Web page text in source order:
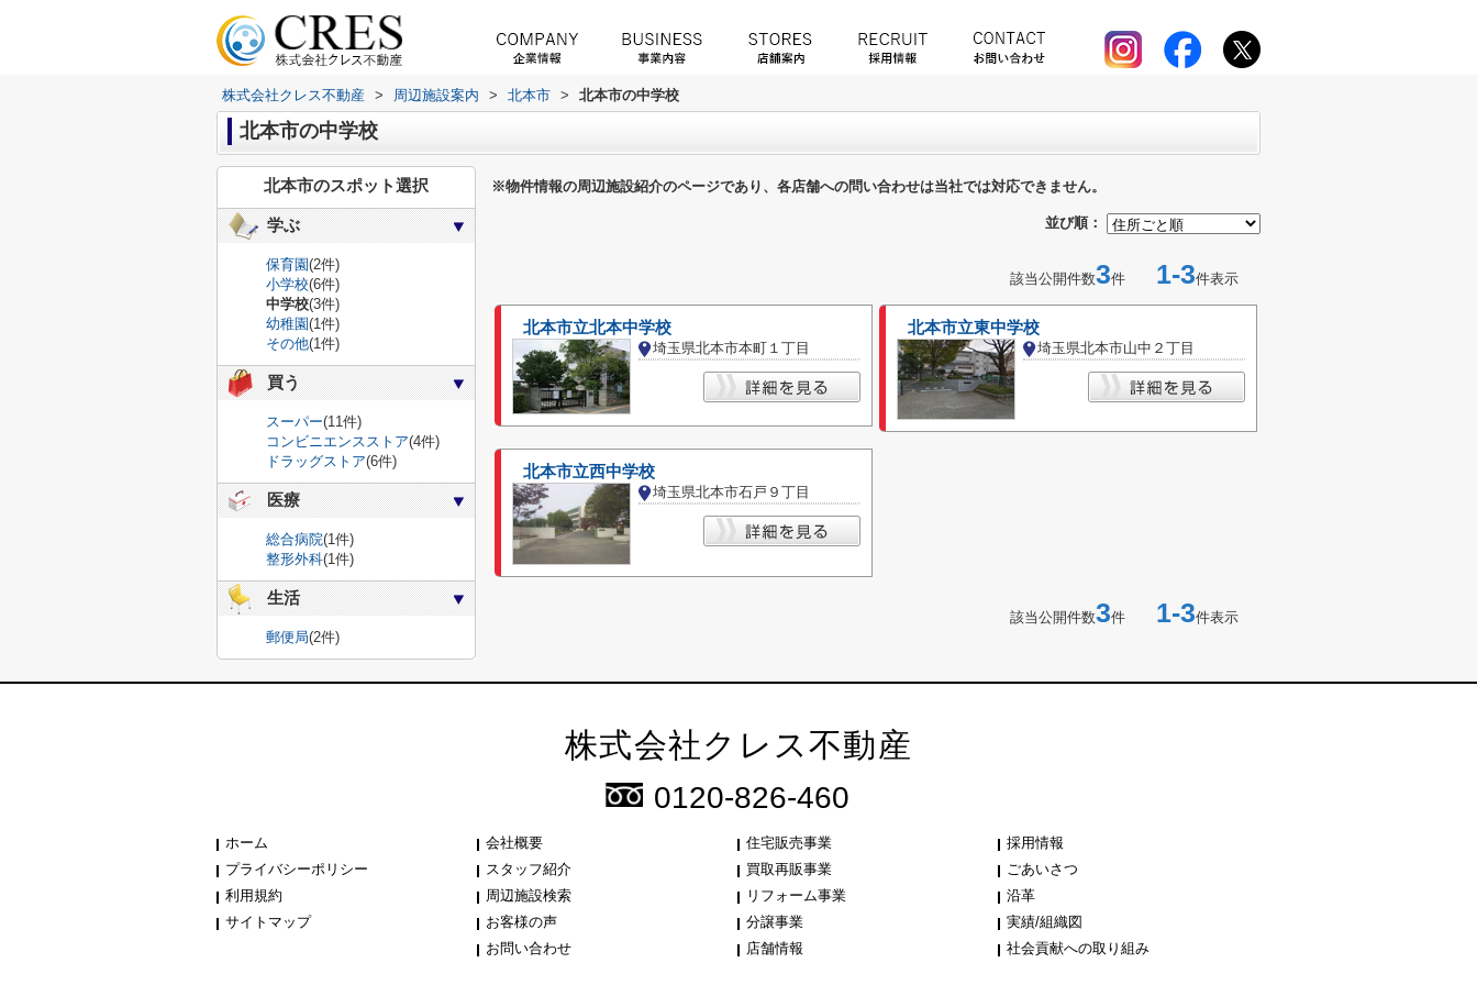
株式会社クレス不動産 > 周辺施設案内 > 北本市 > 北本市の中学校
北本市の中学校
※物件情報の周辺施設紹介のページであり、各店舗への問い合わせは当社では対応できません。
並び順：
該当公開件数3件 1-3件表示
北本市立北本中学校
埼玉県北本市本町１丁目
北本市立東中学校
埼玉県北本市山中２丁目
北本市立西中学校
埼玉県北本市石戸９丁目
該当公開件数3件 1-3件表示
北本市のスポット選択
学ぶ
保育園(2件)
小学校(6件)
中学校(3件)
幼稚園(1件)
その他(1件)
買う
スーパー(11件)
コンビニエンスストア(4件)
ドラッグストア(6件)
医療
総合病院(1件)
整形外科(1件)
生活
郵便局(2件)
株式会社クレス不動産
0120-826-460
ホーム
プライバシーポリシー
利用規約
サイトマップ
会社概要
スタッフ紹介
周辺施設検索
お客様の声
お問い合わせ
住宅販売事業
買取再販事業
リフォーム事業
分譲事業
店舗情報
採用情報
ごあいさつ
沿革
実績/組織図
社会貢献への取り組み